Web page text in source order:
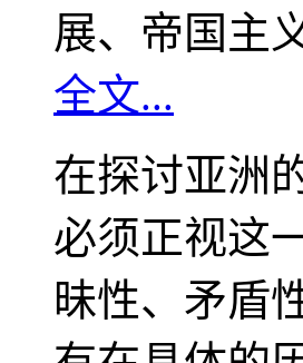
展、帝国主
全文...
在探讨亚洲
必须正视这
昧性、矛盾